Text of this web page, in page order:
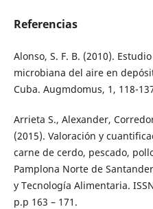
Referencias
Alonso, S. F. B. (2010).
microbiana del aire en
Cuba. Augmdomus, 1, 118-
Arrieta S., Alexander,
(2015). Valoración y
carne de cerdo, pescado,
Pamplona Norte de
y Tecnología Alimentaria.
p.p 163 – 171.